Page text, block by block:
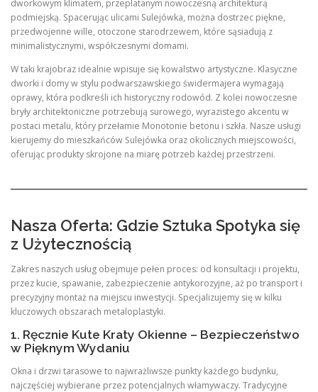
dworkowym klimatem, przeplatanym nowoczesną architekturą
podmiejską. Spacerując ulicami Sulejówka, można dostrzec piękne,
przedwojenne wille, otoczone starodrzewem, które sąsiadują z
minimalistycznymi, współczesnymi domami.
W taki krajobraz idealnie wpisuje się kowalstwo artystyczne. Klasyczne
dworki i domy w stylu podwarszawskiego świdermajera wymagają
oprawy, która podkreśli ich historyczny rodowód. Z kolei nowoczesne
bryły architektoniczne potrzebują surowego, wyrazistego akcentu w
postaci metalu, który przełamie Monotonie betonu i szkła. Nasze usługi
kierujemy do mieszkańców Sulejówka oraz okolicznych miejscowości,
oferując produkty skrojone na miarę potrzeb każdej przestrzeni.
Nasza Oferta: Gdzie Sztuka Spotyka się
z Użytecznością
Zakres naszych usług obejmuje pełen proces: od konsultacji i projektu,
przez kucie, spawanie, zabezpieczenie antykorozyjne, aż po transport i
precyzyjny montaż na miejscu inwestycji. Specjalizujemy się w kilku
kluczowych obszarach metaloplastyki.
1. Ręcznie Kute Kraty Okienne – Bezpieczeństwo
w Pięknym Wydaniu
Okna i drzwi tarasowe to najwrażliwsze punkty każdego budynku,
najczęściej wybierane przez potencjalnych włamywaczy. Tradycyjne